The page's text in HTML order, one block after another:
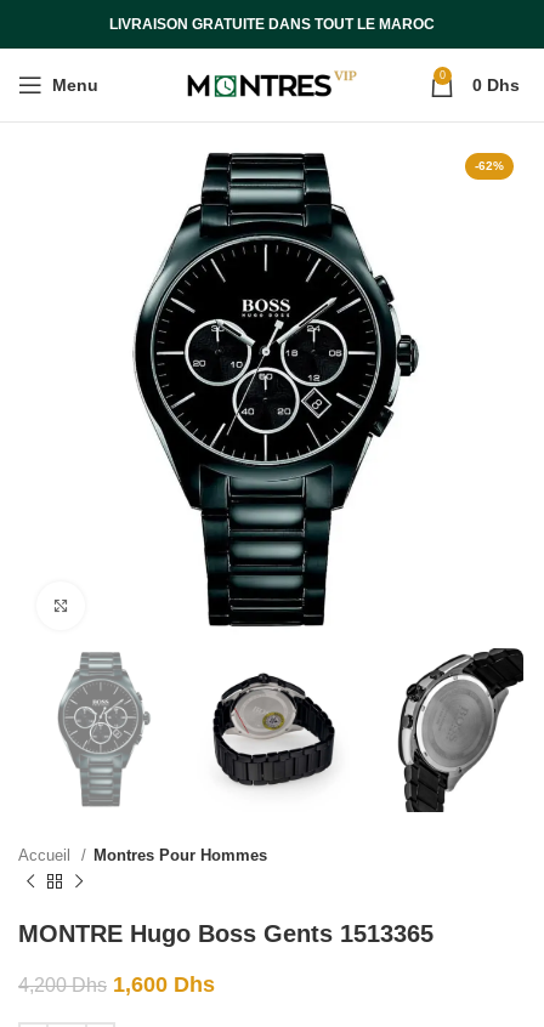
LIVRAISON GRATUITE DANS TOUT LE MAROC
Menu 0 0 Dhs
-62%
Accueil Montres Pour Hommes
MONTRE Hugo Boss Gents 1513365
4,200Dhs 1,600 Dhs